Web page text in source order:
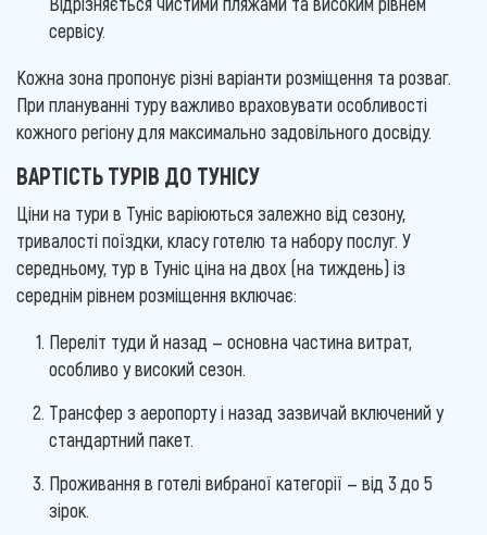
сервісу.
Кожна зона пропонує різні варіанти розміщення та розваг.
При плануванні туру важливо враховувати особливості
кожного регіону для максимально задовільного досвіду.
ВАРТІСТЬ ТУРІВ ДО ТУНІСУ
Ціни на тури в Туніс варіюються залежно від сезону,
тривалості поїздки, класу готелю та набору послуг. У
середньому, тур в Туніс ціна на двох (на тиждень) із
середнім рівнем розміщення включає:
Переліт туди й назад — основна частина витрат,
особливо у високий сезон.
Трансфер з аеропорту і назад зазвичай включений у
стандартний пакет.
Проживання в готелі вибраної категорії — від 3 до 5
зірок.